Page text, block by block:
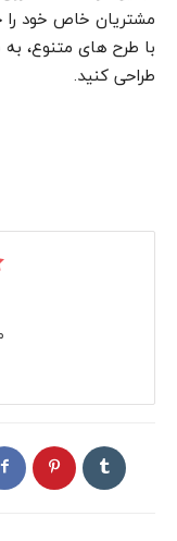
مشتریان خاص خود را
با طرح های متنوع،
طراحی کنید.